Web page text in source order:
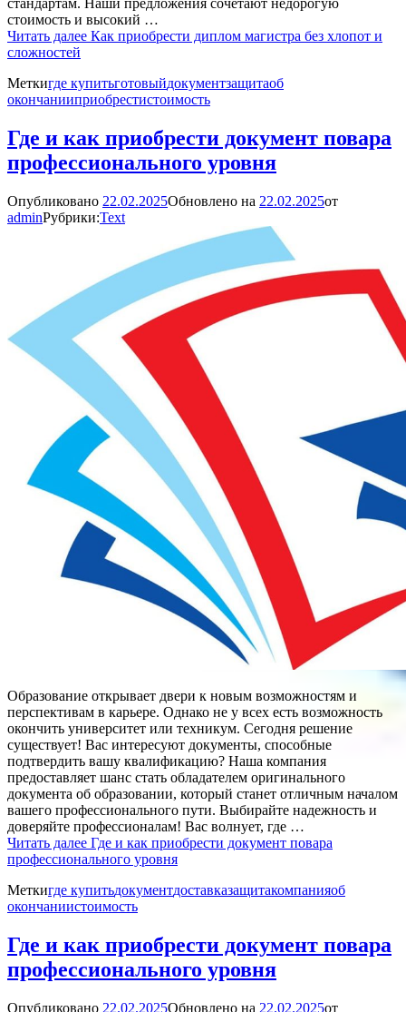
стандартам. Наши предложения сочетают недорогую
стоимость и высокий …
Читать далее Как приобрести диплом магистра без хлопот и
сложностей
Меткигде купитьготовыйдокументзащитаоб
окончанииприобрестистоимость
Где и как приобрести документ повара
профессионального уровня
Опубликовано 22.02.2025Обновлено на 22.02.2025от
adminРубрики:Text
Образование открывает двери к новым возможностям и
перспективам в карьере. Однако не у всех есть возможность
окончить университет или техникум. Сегодня решение
существует! Вас интересуют документы, способные
подтвердить вашу квалификацию? Наша компания
предоставляет шанс стать обладателем оригинального
документа об образовании, который станет отличным началом
вашего профессионального пути. Выбирайте надежность и
доверяйте профессионалам! Вас волнует, где …
Читать далее Где и как приобрести документ повара
профессионального уровня
Меткигде купитьдокументдоставказащитакомпанияоб
окончаниистоимость
Где и как приобрести документ повара
профессионального уровня
Опубликовано 22.02.2025Обновлено на 22.02.2025от